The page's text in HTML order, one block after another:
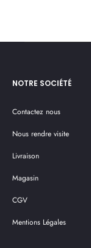
NOTRE SOCIÉTÉ
Contactez nous
Nous rendre visite
Livraison
Magasin
CGV
Mentions Légales